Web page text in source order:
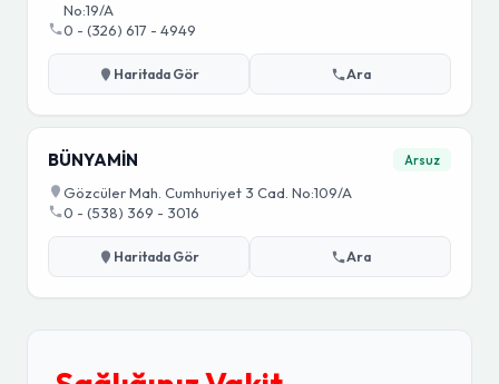
No:19/A
0 - (326) 617 - 4949
Haritada Gör Ara
BÜNYAMİN Arsuz
Gözcüler Mah. Cumhuriyet 3 Cad. No:109/A
0 - (538) 369 - 3016
Haritada Gör Ara